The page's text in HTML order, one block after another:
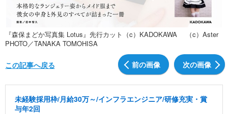
『森保まどか写真集 Lotus』先行カット（c）KADOKAWA （c）Aster
PHOTO／TANAKA TOMOHISA
前の画像 次の画像
この記事へ戻る
未経験採用枠/月給30万～/インフラエンジニア/研修充実・賞
与年2回